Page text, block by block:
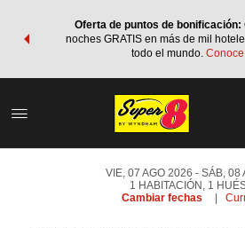
Oferta de puntos de bonificación:
noches GRATIS en más de mil
todo el mundo.
VIE, 07 AGO 2026
SÁB, 08
1 HABITACIÓN , 1
Cambiar fechas